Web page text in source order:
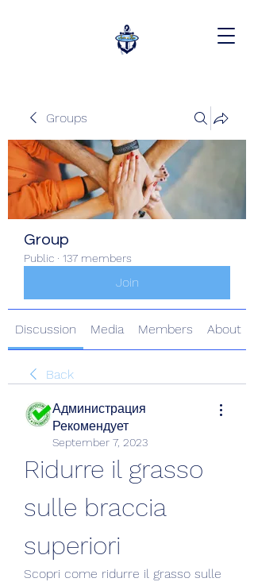
Groups
Group
Public · 137 members
Join
Discussion Media Members About
Back
Администрация
Рекомендует
September 7, 2023
Ridurre il grasso
sulle braccia
superiori
Scopri come ridurre il grasso sulle